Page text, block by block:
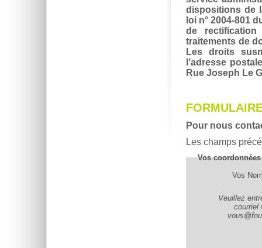
dispositions de
loi n° 2004-801
de
traitements de
Les droits
l’adresse
Rue Joseph Le
Pour nous
Les champs
Vos coordonnées
Vos
Veuillez
courriel